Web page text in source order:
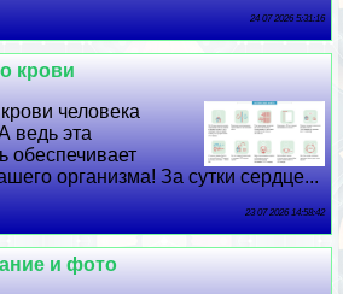
24 07 2026 5:31:16
крови
человека
ведь эта
обеспечивает
организма! За сутки сердце...
23 07 2026 14:58:42
и фото